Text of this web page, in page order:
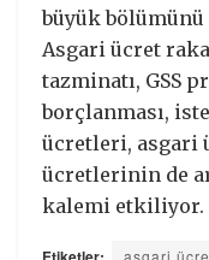
büyük
Asgari ücret
tazminatı, GSS
borçlanması,
ücretleri, asgari
ücretlerinin de
kalemi etkiliyor.
asgari